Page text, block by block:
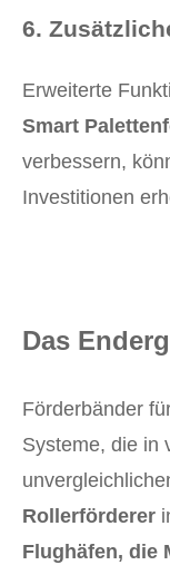
6.
Erweiterte
Smart
verbessern,
Investitionen
Das
Förderbänder
Systeme, die in
Rollerförderer
Flughäfen, die